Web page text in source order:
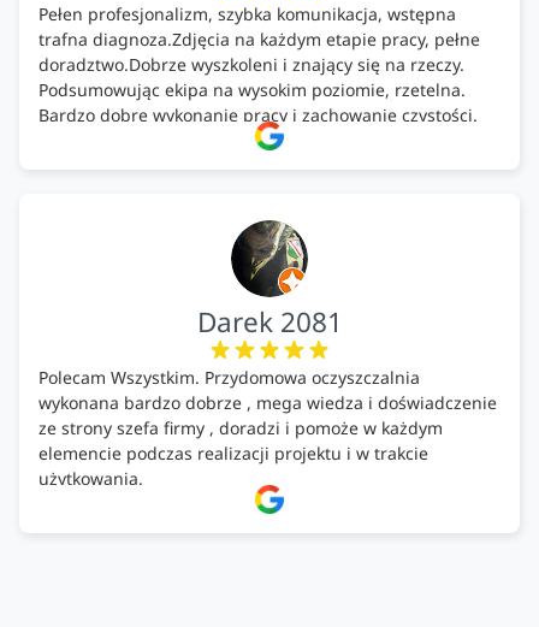
Pełen profesjonalizm, szybka komunikacja, wstępna
trafna diagnoza.Zdjęcia na każdym etapie pracy, pełne
doradztwo.Dobrze wyszkoleni i znający się na rzeczy.
Podsumowując ekipa na wysokim poziomie, rzetelna.
Bardzo dobre wykonanie pracy i zachowanie czystości.
Darek 2081
Polecam Wszystkim. Przydomowa oczyszczalnia
wykonana bardzo dobrze , mega wiedza i doświadczenie
ze strony szefa firmy , doradzi i pomoże w każdym
elemencie podczas realizacji projektu i w trakcie
użytkowania.
Firma godna zaufania. Tak trzymać!